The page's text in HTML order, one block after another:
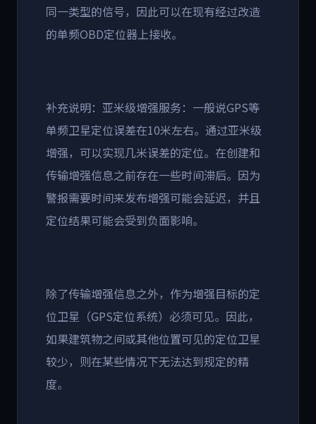
同一类型的信号，因此可以在现有经过改造
的单频OBD定位器上接收。
补充说明：亚米级增强服务：一般说GPS等
单频卫星定位误差在10米左右。通过亚米级
增强，可以实现几米误差的定位。在创建和
传输增强信息之前存在一些时间滞后。因为
警报需要时间来发布增强可能会延迟，并且
定位结果可能会受到负面影响。
除了传输增强信息之外，作为增强目标的定
位卫星（GPS定位系统）必须可见。因此，
如果建筑物之间或其他位置可见的定位卫星
较少，则在某些情况下无法达到规定的精
度。